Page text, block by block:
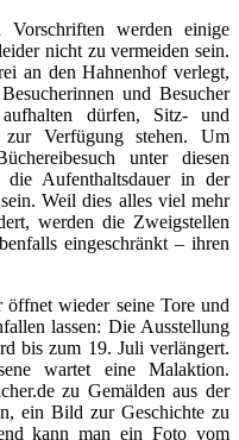
Vorschriften werden einige
nicht zu vermeiden sein.
an den Hahnenhof verlegt,
und Besucher
dürfen, Sitz- und
zur Verfügung stehen. Um
unter diesen
Aufenthaltsdauer in der
Weil dies alles viel mehr
werden die Zweigstellen
eingeschränkt – ihren
wieder seine Tore und
lassen: Die Ausstellung
bis zum 19. Juli verlängert.
wartet eine Malaktion.
zu Gemälden aus der
ein Bild zur Geschichte zu
kann man ein Foto vom